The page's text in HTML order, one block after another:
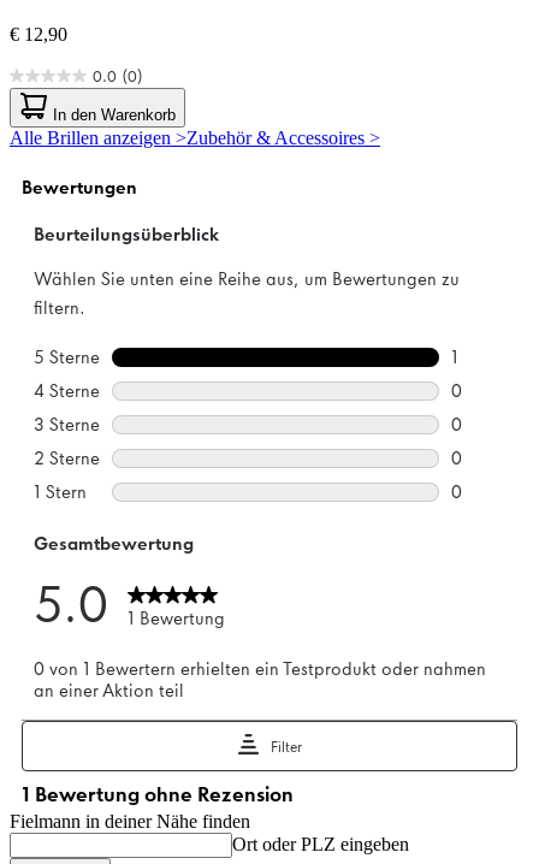
€ 12,90
0.0 (0)
0.0
von
5
Sternen.
In den Warenkorb
Alle Brillen anzeigen >Zubehör & Accessoires >
Fielmann in deiner Nähe finden
Ort oder PLZ eingeben